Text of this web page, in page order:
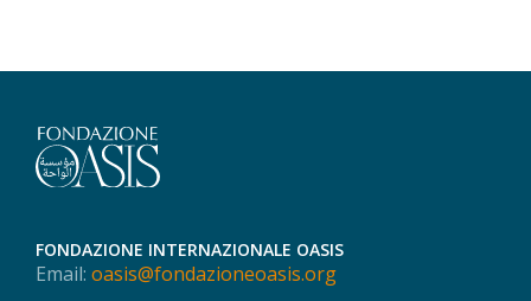
FONDAZIONE INTERNAZIONALE OASIS
Email: oasis@fondazioneoasis.org